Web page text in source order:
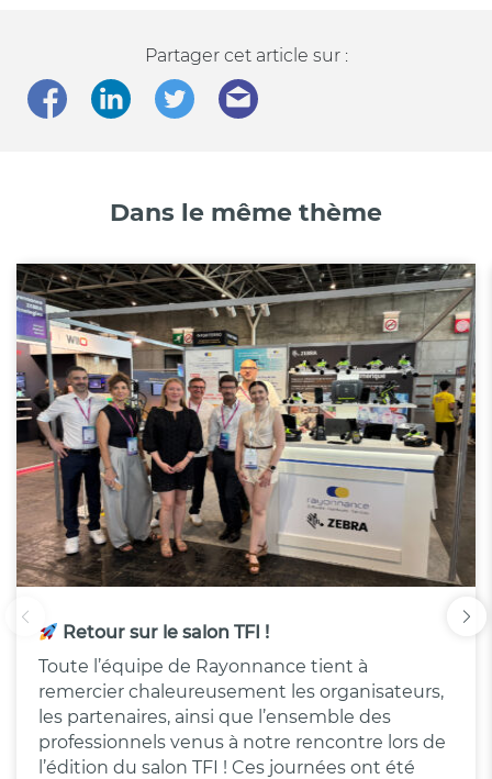
Partager cet article sur :
Dans le même thème
Retour sur le salon TFI !
Toute l’équipe de Rayonnance tient à
remercier chaleureusement les organisateurs,
les partenaires, ainsi que l’ensemble des
professionnels venus à notre rencontre lors de
l’édition du salon TFI ! Ces journées ont été